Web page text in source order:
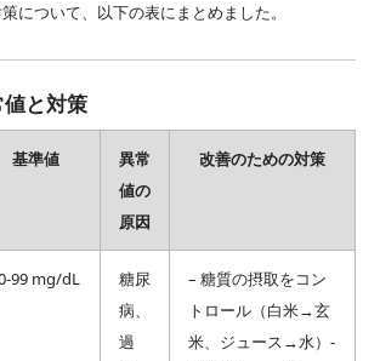
について、以下の表にまとめました。
と対策
基準値
異常
値の
原因
改善のための対策
99 mg/dL
糖尿
病、
過
– 糖質の摂取をコン
トロール（白米→玄
米、ジュース→水）-